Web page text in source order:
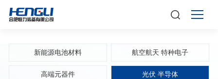
新能源电池材料 航空航天 特种电子
高端元器件 光伏 半导体